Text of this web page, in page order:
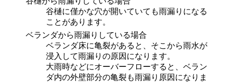
谷樋に僅かな穴が開いていても雨漏りになる
ことがあります。
ベランダから雨漏りしている場合
ベランダ床に亀裂があると、そこから雨水が
浸入して雨漏りの原因になります。
大雨時などにオーバーフローすると、ベラン
ダ内の外壁部分の亀裂も雨漏り原因になりま